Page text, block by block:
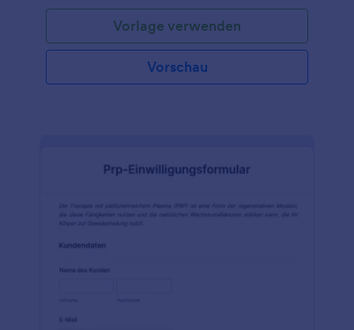
enthält alle wichtigen Informationen, die benötigt
werden. Wenn dieses Musterformular für die
Entlassung aus dem Krankenhaus jedoch ein oder
mehrere Felder nicht enthält, die Sie benötigen,
müssen Sie sich keine Sorgen machen. Sie können
Sie brauchen keine Programmierkenntnisse. Nutzen
Entlassung von Patienten benötigen.
Vorlage verwenden
Vorschau